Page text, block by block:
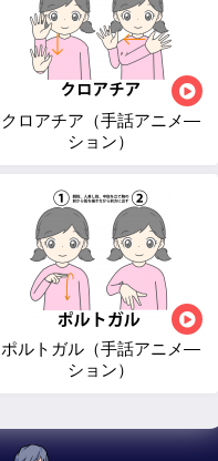
クロアチア（手話アニメ―
ション）
ポルトガル（手話アニメ―
ション）